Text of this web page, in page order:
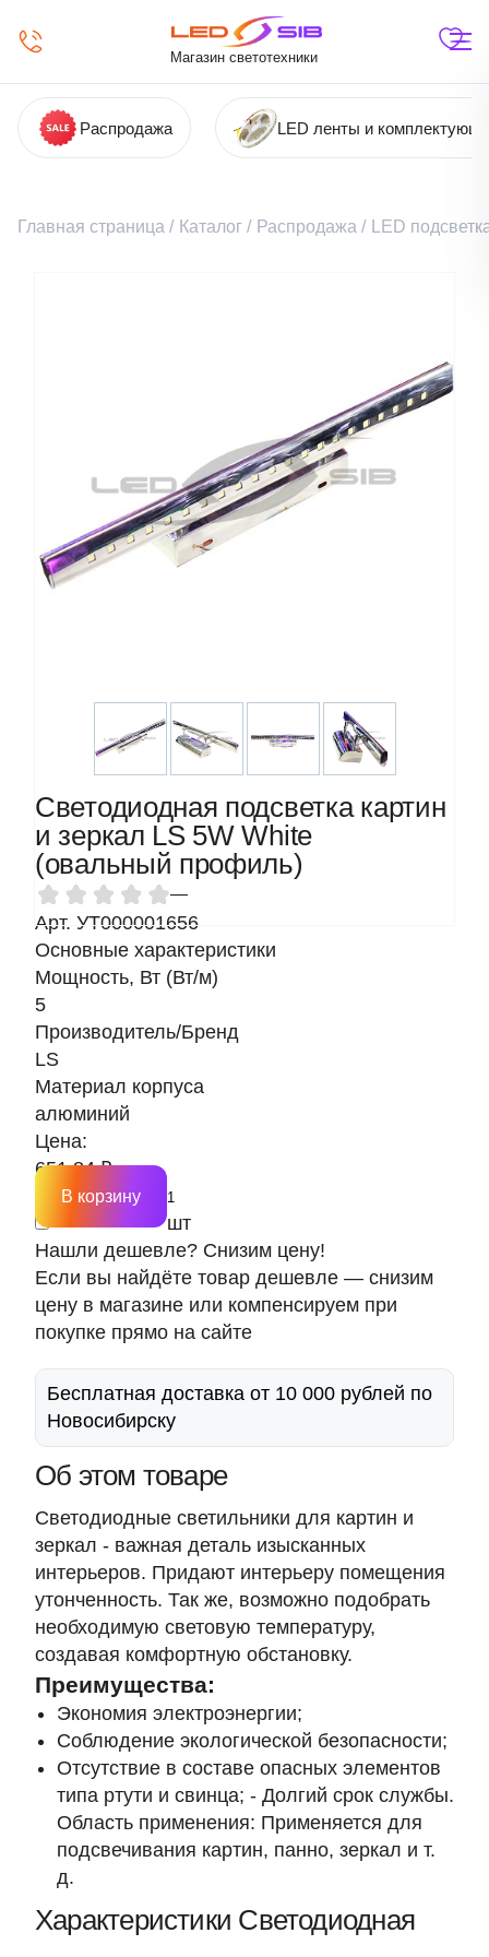
Магазин светотехники
Распродажа LED ленты и
Главная страница / Каталог / Распродажа / LED
Светодиодная подсветка картин
и зеркал LS 5W White
(овальный профиль)
—
Арт. УТ000001656
Основные характеристики
Мощность, Вт (Вт/м)
5
Производитель/Бренд
LS
Материал корпуса
алюминий
Цена:
651.84 ₽
шт
В корзину
Нашли дешевле? Снизим цену!
Если вы найдёте товар дешевле — снизим
цену в магазине или компенсируем при
покупке прямо на сайте
Бесплатная доставка от 10 000 рублей по
Новосибирску
Об этом товаре
Светодиодные светильники для картин и
зеркал - важная деталь изысканных
интерьеров. Придают интерьеру помещения
утонченность. Так же, возможно подобрать
необходимую световую температуру,
создавая комфортную обстановку.
Преимущества:
Экономия электроэнергии;
Соблюдение экологической безопасности;
Отсутствие в составе опасных элементов
типа ртути и свинца; - Долгий срок службы.
Область применения: Применяется для
подсвечивания картин, панно, зеркал и т.
д.
Характеристики Светодиодная